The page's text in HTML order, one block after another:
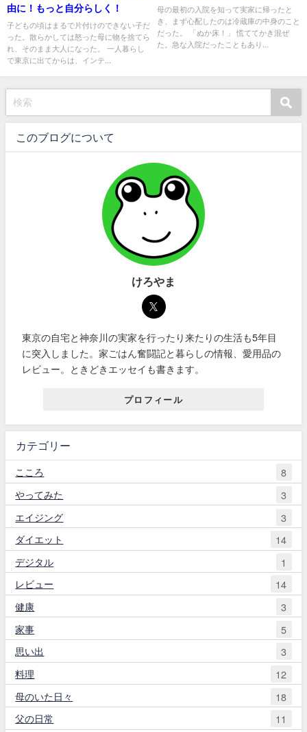
由に！もっと自分らしく！
子どもの頃はまるで片付けのできない子だ
った。散らかしては怒った母に物を捨てら
れ、そのまま大人になった。 一人暮らし
で東京に出てからは、インテ...
母の最初の入院を知って実家に帰ったと
き、まず心配したのは冷蔵庫の中身のこと
だった。 「ぬか床！」 慌ててかき混ぜ
た。急な入院だったこともあり...
このブログについて
けろやま
東京の自宅と神奈川の実家を行ったり来たりの生活も5年目
に突入しました。家ごはん奮闘記と暮らしの情報、愛用品の
レビュー。ときどきエッセイも書きます。
プロフィール
カテゴリー
こころ
8
やってみた
3
エイジング
3
ダイエット
14
デジタル
1
レビュー
14
健康
3
家事
5
思い出
3
料理
12
母のいた日々
18
父の日常
11